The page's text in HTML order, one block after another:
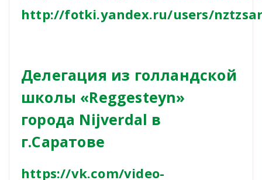
http://fotki.yandex.ru/users/
Делегация из голландской
школы «Reggesteyn»
города Nijverdal в
г.Саратове
https://vk.com/video-